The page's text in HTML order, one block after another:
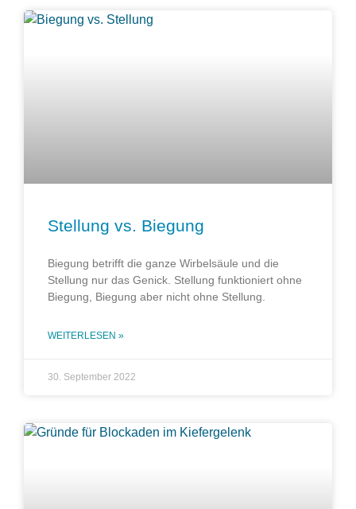
Stellung vs. Biegung
Biegung betrifft die ganze Wirbelsäule und die
Stellung nur das Genick. Stellung funktioniert ohne
Biegung, Biegung aber nicht ohne Stellung.
WEITERLESEN »
30. September 2022